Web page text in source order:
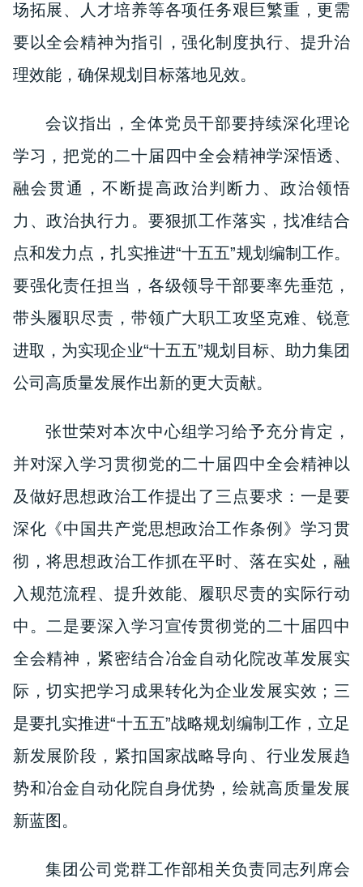
场拓展、人才培养等各项任务艰巨繁重，更需
要以全会精神为指引，强化制度执行、提升治
理效能，确保规划目标落地见效。
会议指出，全体党员干部要持续深化理论
学习，把党的二十届四中全会精神学深悟透、
融会贯通，不断提高政治判断力、政治领悟
力、政治执行力。要狠抓工作落实，找准结合
点和发力点，扎实推进“十五五”规划编制工作。
要强化责任担当，各级领导干部要率先垂范，
带头履职尽责，带领广大职工攻坚克难、锐意
进取，为实现企业“十五五”规划目标、助力集团
公司高质量发展作出新的更大贡献。
张世荣对本次中心组学习给予充分肯定，
并对深入学习贯彻党的二十届四中全会精神以
及做好思想政治工作提出了三点要求：一是要
深化《中国共产党思想政治工作条例》学习贯
彻，将思想政治工作抓在平时、落在实处，融
入规范流程、提升效能、履职尽责的实际行动
中。二是要深入学习宣传贯彻党的二十届四中
全会精神，紧密结合冶金自动化院改革发展实
际，切实把学习成果转化为企业发展实效；三
是要扎实推进“十五五”战略规划编制工作，立足
新发展阶段，紧扣国家战略导向、行业发展趋
势和冶金自动化院自身优势，绘就高质量发展
新蓝图。
集团公司党群工作部相关负责同志列席会